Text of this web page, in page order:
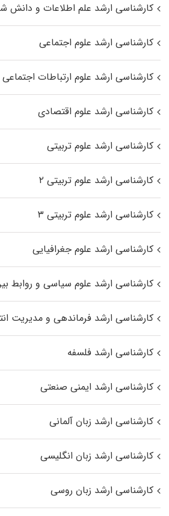
کارشناسی ارشد علم اطلاعات و دانش
کارشناسی ارشد علوم اجتماعی
کارشناسی ارشد علوم ارتباطات اجتماعی
کارشناسی ارشد علوم اقتصادی
کارشناسی ارشد علوم تربیتی
کارشناسی ارشد علوم تربیتی ۲
کارشناسی ارشد علوم تربیتی ۳
کارشناسی ارشد علوم جغرافیایی
کارشناسی ارشد علوم سیاسی و روابط
کارشناسی ارشد فرماندهی و مدیریت
کارشناسی ارشد فلسفه
کارشناسی ارشد ایمنی صنعتی
کارشناسی ارشد زبان آلمانی
کارشناسی ارشد زبان انگلیسی
کارشناسی ارشد زبان روسی